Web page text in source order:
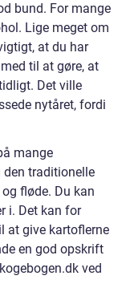
bund. For mange
Lige meget om
at du har
til at gøre, at
Det ville
nytåret, fordi
mange
den traditionelle
fløde. Du kan
i. Det kan for
at give kartoflerne
en god opskrift
ved